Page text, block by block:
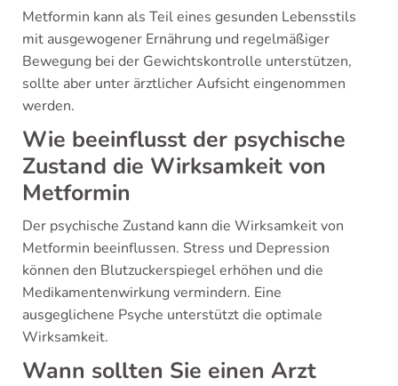
Metformin kann als Teil eines gesunden Lebensstils
mit ausgewogener Ernährung und regelmäßiger
Bewegung bei der Gewichtskontrolle unterstützen,
sollte aber unter ärztlicher Aufsicht eingenommen
werden.
Wie beeinflusst der psychische
Zustand die Wirksamkeit von
Metformin
Der psychische Zustand kann die Wirksamkeit von
Metformin beeinflussen. Stress und Depression
können den Blutzuckerspiegel erhöhen und die
Medikamentenwirkung vermindern. Eine
ausgeglichene Psyche unterstützt die optimale
Wirksamkeit.
Wann sollten Sie einen Arzt